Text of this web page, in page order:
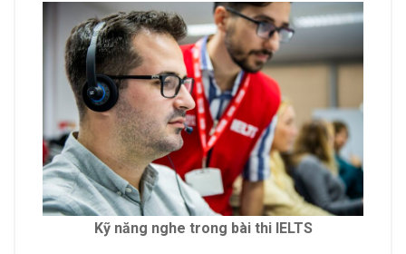
Kỹ năng nghe trong bài thi IELTS